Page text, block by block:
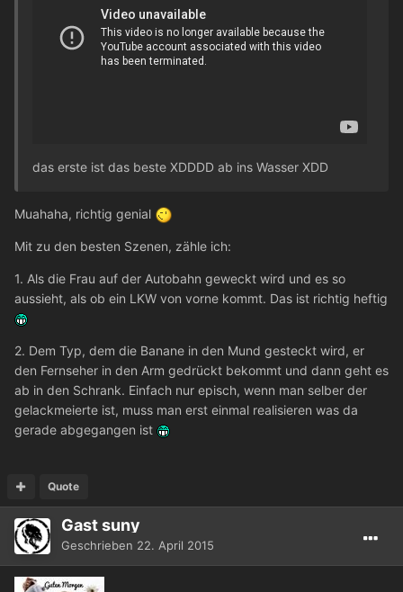
das erste ist das beste XDDDD ab ins Wasser XDD
Muahaha, richtig genial
Mit zu den besten Szenen, zähle ich:
1. Als die Frau auf der Autobahn geweckt wird und es so
aussieht, als ob ein LKW von vorne kommt. Das ist richtig heftig
2. Dem Typ, dem die Banane in den Mund gesteckt wird, er
den Fernseher in den Arm gedrückt bekommt und dann geht es
ab in den Schrank. Einfach nur episch, wenn man selber der
gelackmeierte ist, muss man erst einmal realisieren was da
gerade abgegangen ist
Quote
Gast suny
Geschrieben 22. April 2015